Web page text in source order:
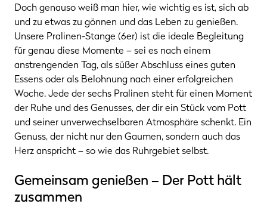
Doch genauso weiß man hier, wie wichtig es ist, sich ab
und zu etwas zu gönnen und das Leben zu genießen.
Unsere Pralinen-Stange (6er) ist die ideale Begleitung
für genau diese Momente – sei es nach einem
anstrengenden Tag, als süßer Abschluss eines guten
Essens oder als Belohnung nach einer erfolgreichen
Woche. Jede der sechs Pralinen steht für einen Moment
der Ruhe und des Genusses, der dir ein Stück vom Pott
und seiner unverwechselbaren Atmosphäre schenkt. Ein
Genuss, der nicht nur den Gaumen, sondern auch das
Herz anspricht – so wie das Ruhrgebiet selbst.
Gemeinsam genießen – Der Pott hält
zusammen